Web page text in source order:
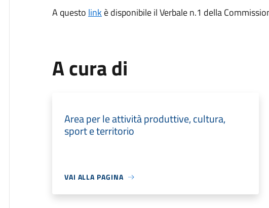
A questo link è disponibile il Verbale n.1 della
A cura di
Area per le attività produttive, cultura,
sport e territorio
VAI ALLA PAGINA